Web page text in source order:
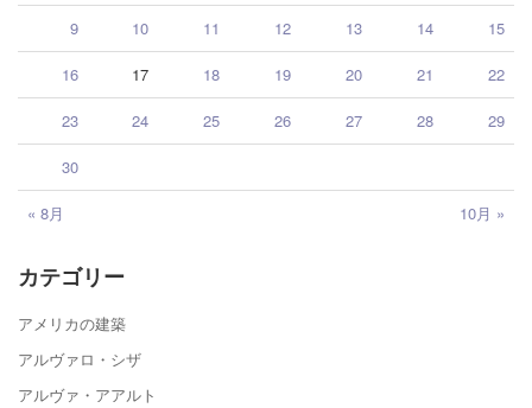
« 8月 10月 »
9 10 11 12 13 14 15
16 17 18 19 20 21 22
23 24 25 26 27 28 29
30
カテゴリー
アメリカの建築
アルヴァロ・シザ
アルヴァ・アアルト